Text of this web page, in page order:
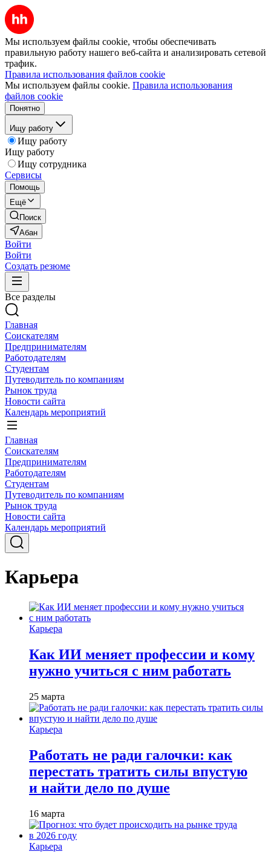
Мы используем файлы cookie, чтобы обеспечивать
правильную работу нашего веб-сайта и анализировать сетевой
трафик.
Правила использования файлов cookie
Мы используем файлы cookie. Правила использования
файлов cookie
Понятно
Ищу работу
Ищу работу
Ищу работу
Ищу сотрудника
Сервисы
Помощь
Ещё
Поиск
Абан
Войти
Войти
Создать резюме
Все разделы
Главная
Соискателям
Предпринимателям
Работодателям
Студентам
Путеводитель по компаниям
Рынок труда
Новости сайта
Календарь мероприятий
Главная
Соискателям
Предпринимателям
Работодателям
Студентам
Путеводитель по компаниям
Рынок труда
Новости сайта
Календарь мероприятий
Карьера
Карьера
Как ИИ меняет профессии и кому
нужно учиться с ним работать
25 марта
Карьера
Работать не ради галочки: как
перестать тратить силы впустую
и найти дело по душе
16 марта
Карьера